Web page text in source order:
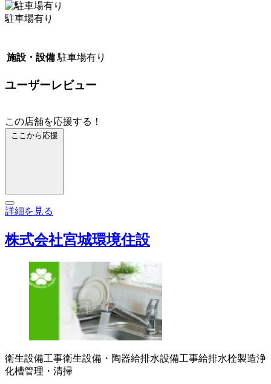
駐車場有り
施設・設備 駐車場有り
ユーザーレビュー
この店舗を応援する！
ここから応援
詳細を見る
株式会社宮城環境住設
衛生設備工事衛生設備・陶器給排水設備工事給排水栓製造浄
化槽管理・清掃